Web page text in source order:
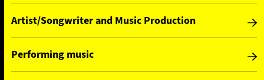
Artist/Songwriter and Music Production
Performing music